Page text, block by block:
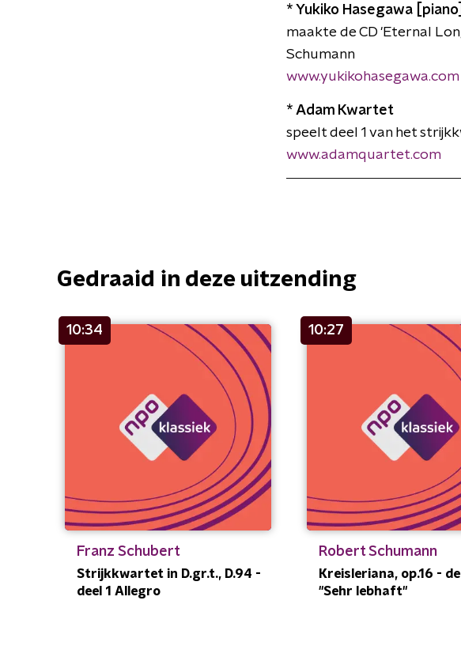
* Yukiko Hasegawa [piano]
maakte de CD 'Eternal
Schumann
www.yukikohasegawa.com
* Adam Kwartet
speelt deel 1 van het
www.adamquartet.com
Gedraaid in deze uitzending
10:34
Franz Schubert
Strijkkwartet in D.gr.t., D.94 -
deel 1 Allegro
10:27
Robert Schumann
Kreisleriana, op.16 -
"Sehr lebhaft"